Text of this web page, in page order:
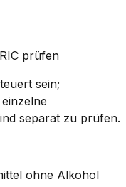
prüfen
sein;
separat zu prüfen.
ohne Alkohol